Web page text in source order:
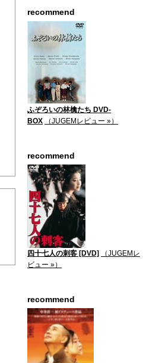
recommend
ふぞろいの林檎たち DVD-
BOX
（JUGEMレビュー »）
recommend
四十七人の刺客 [DVD]
（JUGEMレ
ビュー »）
recommend